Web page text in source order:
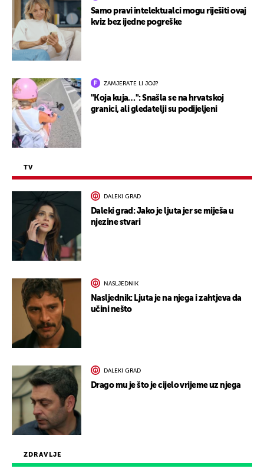
ZDRAVLJE
Samo pravi intelektualci mogu riješiti ovaj
kviz bez ijedne pogreške
ZAMJERATE LI JOJ?
"Koja kuja…": Snašla se na hrvatskoj
granici, ali gledatelji su podijeljeni
TV
DALEKI GRAD
Daleki grad: Jako je ljuta jer se miješa u
njezine stvari
NASLJEDNIK
Nasljednik: Ljuta je na njega i zahtjeva da
učini nešto
DALEKI GRAD
Drago mu je što je cijelo vrijeme uz njega